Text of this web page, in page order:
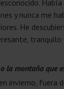
y nunca me
He
tranquilo
la montaña que
en invierno, fuera